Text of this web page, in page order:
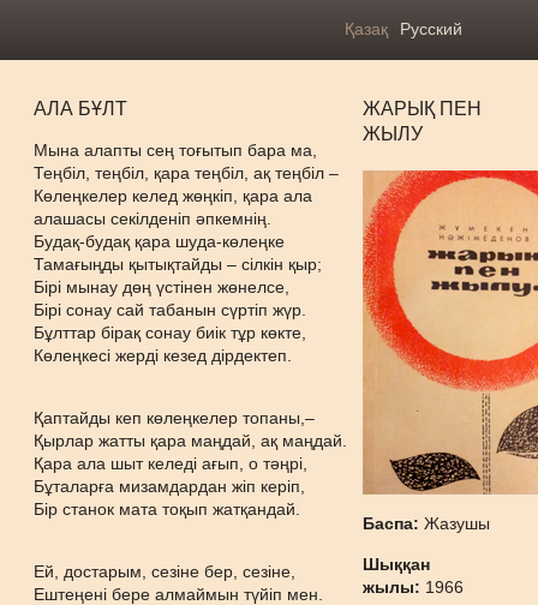
Қазақ Русский
АЛА БҰЛТ
Мына алапты сең тоғытып бара ма,
Теңбіл, теңбіл, қара теңбіл, ақ теңбіл –
Көлеңкелер келед жөңкіп, қара ала
алашасы секілденіп әпкемнің.
Будақ-будақ қара шуда-көлеңке
Тамағыңды қытықтайды – сілкін қыр;
Бірі мынау дөң үстінен жөнелсе,
Бірі сонау сай табанын сүртіп жүр.
Бұлттар бірақ сонау биік тұр көкте,
Көлеңкесі жерді кезед дірдектеп.
Қаптайды кеп көлеңкелер топаны,–
Қырлар жатты қара маңдай, ақ маңдай.
Қара ала шыт келеді ағып, о тәңрі,
Бұталарға мизамдардан жіп керіп,
Бір станок мата тоқып жатқандай.
Ей, достарым, сезіне бер, сезіне,
Ештеңені бере алмаймын түйіп мен.
ЖАРЫҚ ПЕН
ЖЫЛУ
Баспа:Жазушы
Шыққан
жылы: 1966